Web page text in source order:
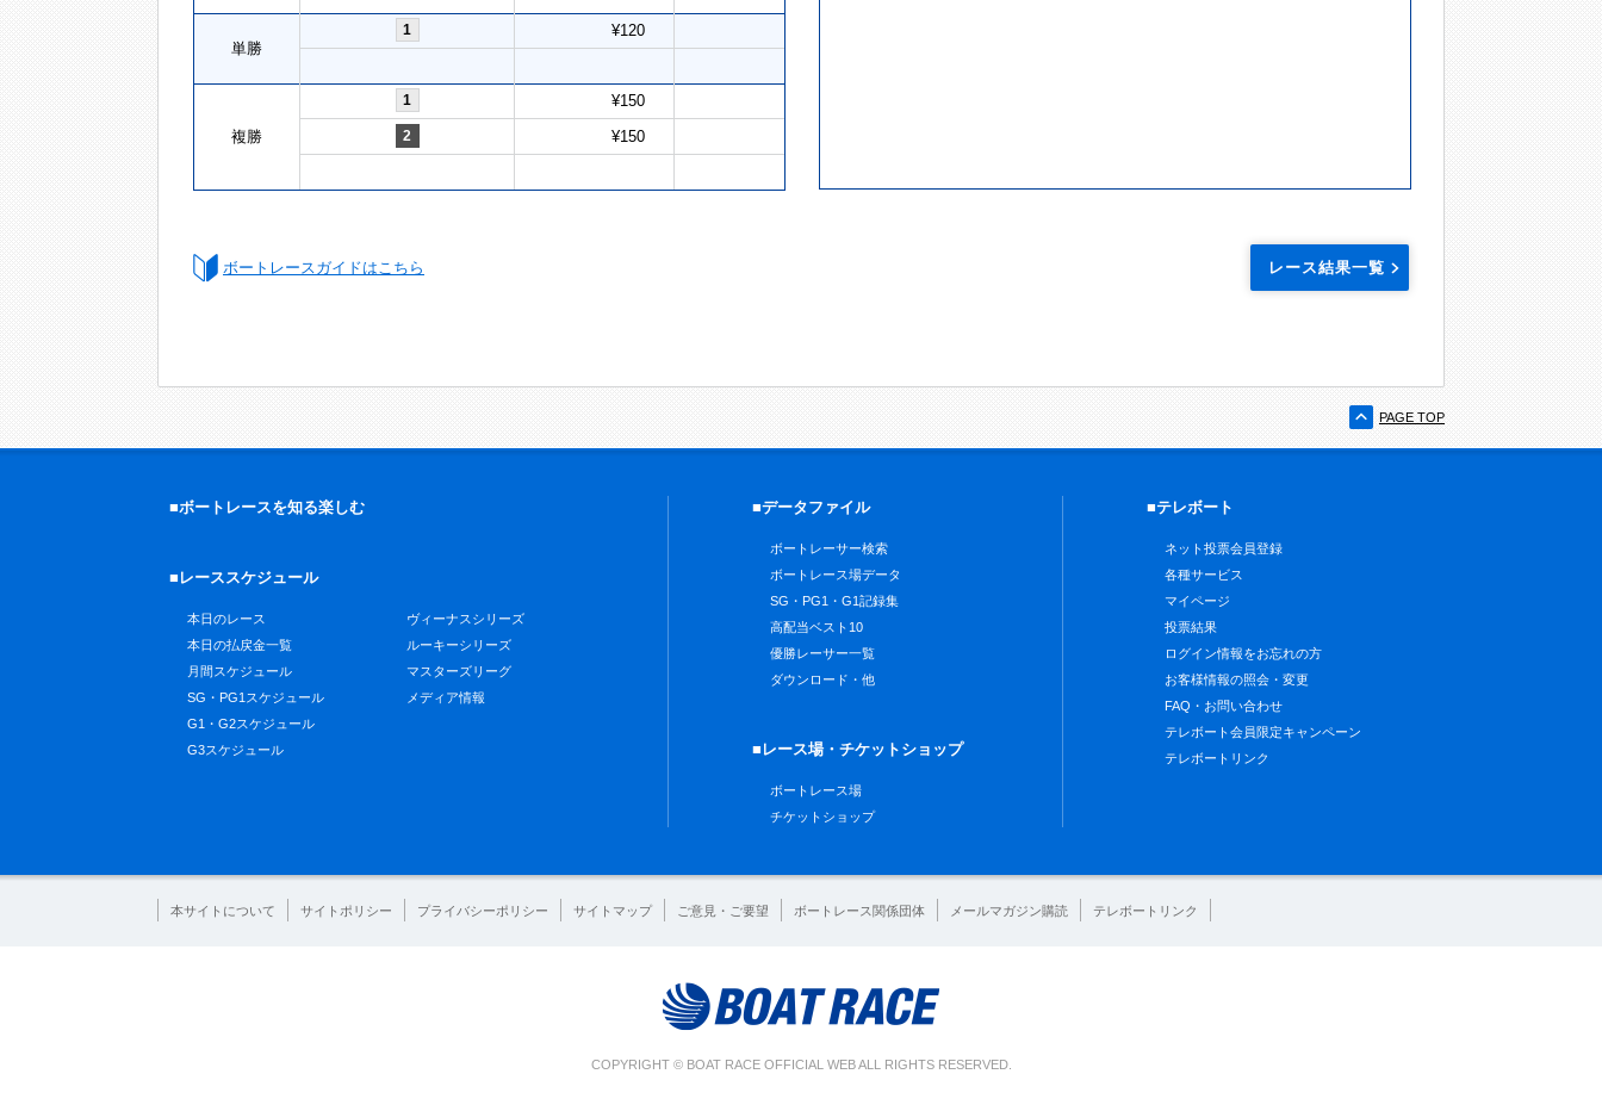
単勝
1 ¥120
複勝
1 ¥150
2 ¥150
ボートレースガイドはこちら レース結果一覧
PAGE TOP
■ボートレースを知る楽しむ
■レーススケジュール
本日のレース
本日の払戻金一覧
月間スケジュール
SG・PG1スケジュール
G1・G2スケジュール
G3スケジュール
ヴィーナスシリーズ
ルーキーシリーズ
マスターズリーグ
メディア情報
■データファイル
ボートレーサー検索
ボートレース場データ
SG・PG1・G1記録集
高配当ベスト10
優勝レーサー一覧
ダウンロード・他
■レース場・チケットショップ
ボートレース場
チケットショップ
■テレボート
ネット投票会員登録
各種サービス
マイページ
投票結果
ログイン情報をお忘れの方
お客様情報の照会・変更
FAQ・お問い合わせ
テレボート会員限定キャンペーン
テレボートリンク
本サイトについて サイトポリシー プライバシーポリシー サイトマップ ご意見・ご要望 ボートレース関係団体 メールマガジン購読 テレボートリンク
COPYRIGHT © BOAT RACE OFFICIAL WEB ALL RIGHTS RESERVED.